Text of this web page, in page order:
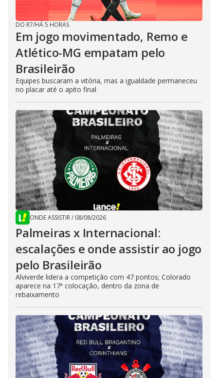
DO R7/HÁ 5 HORAS
Em jogo movimentado, Remo e
Atlético-MG empatam pelo
Brasileirão
Equipes buscaram a vitória, mas a igualdade permaneceu
no placar até o apito final
ONDE ASSISTIR/ 08/08/2026
Palmeiras x Internacional:
escalações e onde assistir ao jogo
pelo Brasileirão
Alviverde lidera a competição com 47 pontos; Colorado
aparece na 17ª colocação, dentro da zona de
rebaixamento